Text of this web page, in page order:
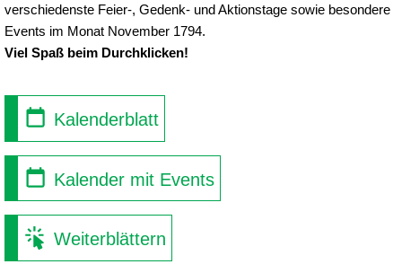
verschiedenste Feier-, Gedenk- und Aktionstage sowie besondere
Events im Monat November 1794.
Viel Spaß beim Durchklicken!
Kalenderblatt
Kalender mit Events
Weiterblättern